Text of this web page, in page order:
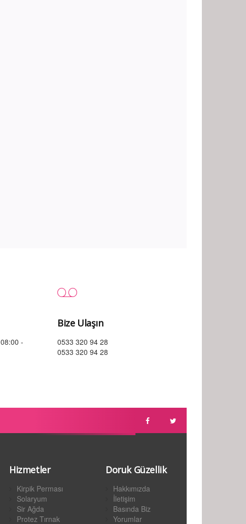
08:00 -
Bize Ulaşın
0533 320 94 28
0533 320 94 28
Hizmetler
Kirpik Perması
Solaryum
Sir Ağda
Protez Tırnak
Doruk Güzellik
Hakkımızda
İletişim
Basında Biz
Yorumlar